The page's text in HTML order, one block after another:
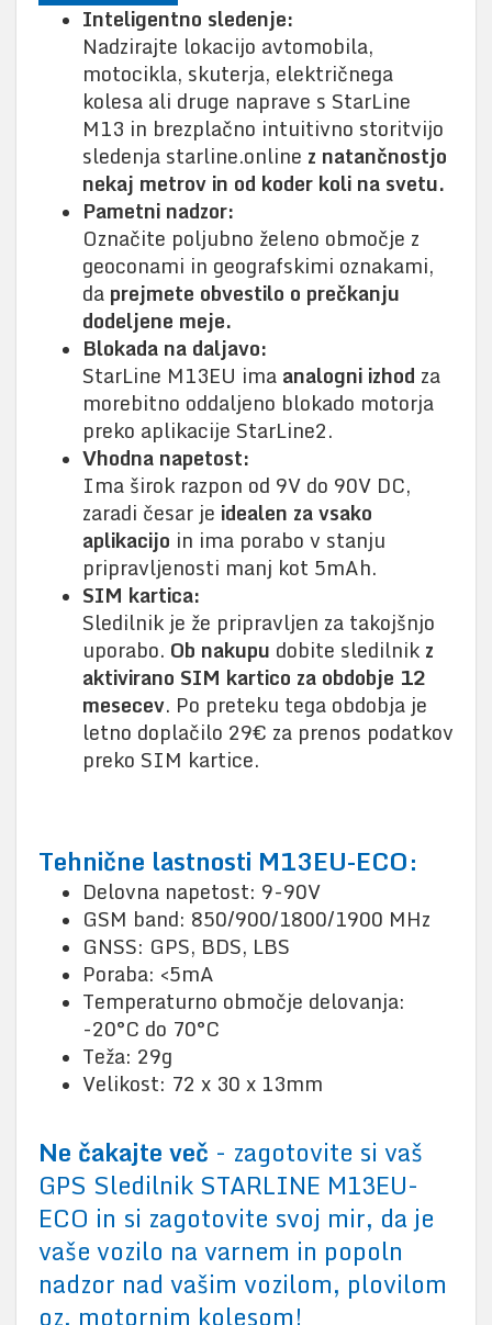
Inteligentno sledenje:
Nadzirajte lokacijo avtomobila,
motocikla, skuterja, električnega
kolesa ali druge naprave s StarLine
M13 in brezplačno intuitivno storitvijo
sledenja starline.online z natančnostjo
nekaj metrov in od koder koli na svetu.
Pametni nadzor:
Označite poljubno želeno območje z
geoconami in geografskimi oznakami,
da prejmete obvestilo o prečkanju
dodeljene meje.
Blokada na daljavo:
StarLine M13EU ima analogni izhod za
morebitno oddaljeno blokado motorja
preko aplikacije StarLine2.
Vhodna napetost:
Ima širok razpon od 9V do 90V DC,
zaradi česar je idealen za vsako
aplikacijo in ima porabo v stanju
pripravljenosti manj kot 5mAh.
SIM kartica:
Sledilnik je že pripravljen za takojšnjo
uporabo. Ob nakupu dobite sledilnik z
aktivirano SIM kartico za obdobje 12
mesecev. Po preteku tega obdobja je
letno doplačilo 29€ za prenos podatkov
preko SIM kartice.
Tehnične lastnosti M13EU-ECO:
Delovna napetost: 9-90V
GSM band: 850/900/1800/1900 MHz
GNSS: GPS, BDS, LBS
Poraba: <5mA
Temperaturno območje delovanja:
-20°C do 70°C
Teža: 29g
Velikost: 72 x 30 x 13mm
Ne čakajte več - zagotovite si vaš
GPS Sledilnik STARLINE M13EU-
ECO in si zagotovite svoj mir, da je
vaše vozilo na varnem in popoln
nadzor nad vašim vozilom, plovilom
oz. motornim kolesom!